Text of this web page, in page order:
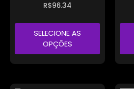
R$96.34
SELECIONE AS
OPÇÕES